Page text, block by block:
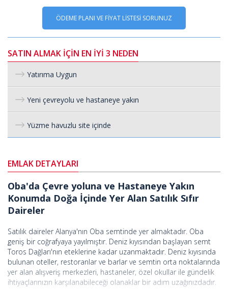
ÖDEME PLANI VE FİYAT LİSTESİ SORUNUZ
SATIN ALMAK İÇİN EN İYİ 3 NEDEN
Yatırıma Uygun
Yeni çevreyolu ve hastaneye yakın
Yüzme havuzlu site içinde
EMLAK DETAYLARI
Oba'da Çevre yoluna ve Hastaneye Yakın
Konumda Doğa İçinde Yer Alan Satılık Sıfır
Daireler
Satılık daireler Alanya'nın Oba semtinde yer almaktadır. Oba
geniş bir coğrafyaya yayılmıştır. Deniz kıyısından başlayan semt
Toros Dağları'nın eteklerine kadar uzanmaktadır. Deniz kıyısında
bulunan oteller, restoranlar ve barlar ve semtin orta noktalarında
yer alan alışveriş merkezleri, hastaneler, özel okullar ile gündelik
ihtiyaçlarınızın karşılanabileceği olanaklar bir adım uzağınızdadır.